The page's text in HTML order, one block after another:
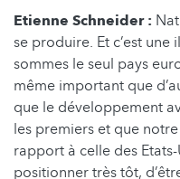
Etienne Schneider :
se produire. Et c’est
sommes le seul pays
même important que
que le développement
les premiers et que
rapport à celle des
positionner très tôt,